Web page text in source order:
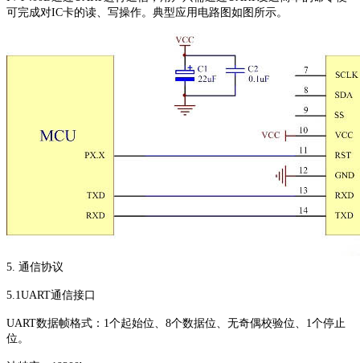
可完成对IC卡的读、写操作。典型应用电路图如图所示。
5. 通信协议
5.1UART通信接口
UART数据帧格式：1个起始位、8个数据位、无奇偶校验位、1个停止
位。